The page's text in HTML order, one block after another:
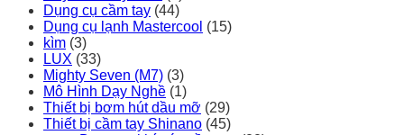
Dụng cụ cầm tay (44)
Dụng cụ lạnh Mastercool (15)
kìm (3)
LUX (33)
Mighty Seven (M7) (3)
Mô Hình Dạy Nghề (1)
Thiết bị bơm hút dầu mỡ (29)
Thiết bị cầm tay Shinano (45)